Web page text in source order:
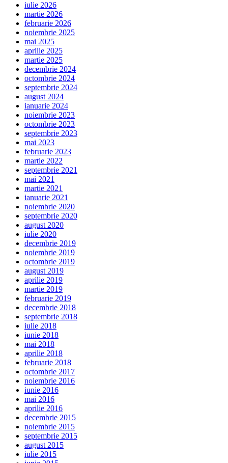
iulie 2026
martie 2026
februarie 2026
noiembrie 2025
mai 2025
aprilie 2025
martie 2025
decembrie 2024
octombrie 2024
septembrie 2024
august 2024
ianuarie 2024
noiembrie 2023
octombrie 2023
septembrie 2023
mai 2023
februarie 2023
martie 2022
septembrie 2021
mai 2021
martie 2021
ianuarie 2021
noiembrie 2020
septembrie 2020
august 2020
iulie 2020
decembrie 2019
noiembrie 2019
octombrie 2019
august 2019
aprilie 2019
martie 2019
februarie 2019
decembrie 2018
septembrie 2018
iulie 2018
iunie 2018
mai 2018
aprilie 2018
februarie 2018
octombrie 2017
noiembrie 2016
iunie 2016
mai 2016
aprilie 2016
decembrie 2015
noiembrie 2015
septembrie 2015
august 2015
iulie 2015